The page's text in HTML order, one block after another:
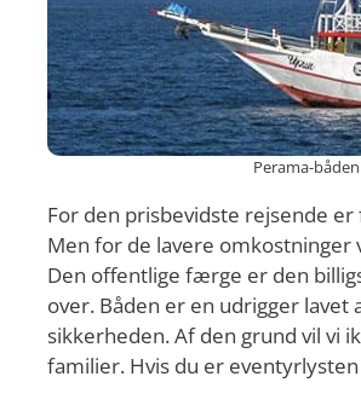
Perama-
For den prisbevidste rejsende
Men for de lavere
Den offentlige færge er den
over. Båden er en udrigger
sikkerheden. Af den grund vil vi
familier. Hvis du er